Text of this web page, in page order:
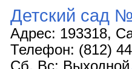
Детский сад
Адрес: 193318,
Телефон: (812)
Сб, Вс: Выходной